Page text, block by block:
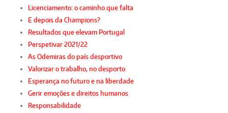
Licenciamento: o caminho que falta
E depois da Champions?
Resultados que elevam Portugal
Perspetivar 2021/22
As Odemiras do país desportivo
Valorizar o trabalho, no desporto
Esperança no futuro e na liberdade
Gerir emoções e direitos humanos
Responsabilidade